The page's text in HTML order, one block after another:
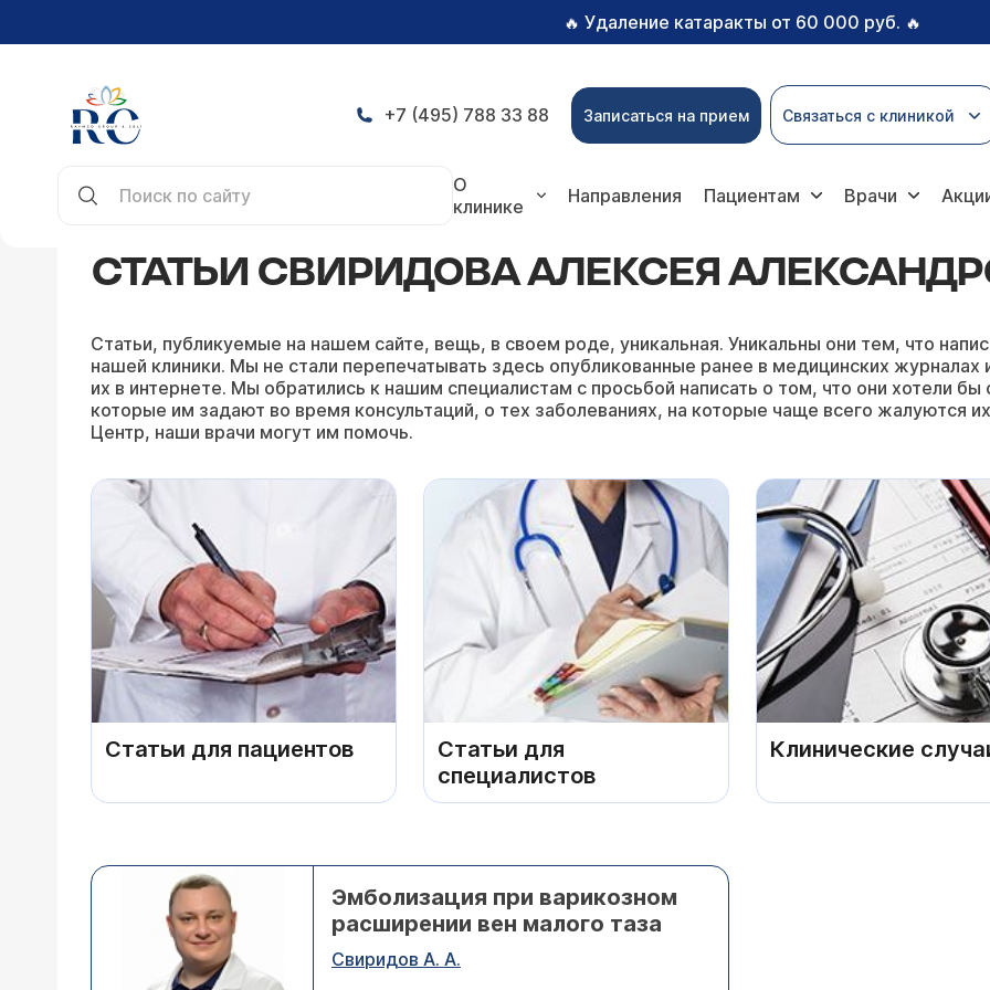
🔥 Удаление катаракты от 60 000 руб. 🔥
+7 (495) 788 33 88 Записаться на прием Связаться с клиникой
О
клинике
Направления Пациентам Врачи
СТАТЬИ СВИРИДОВА АЛЕКСЕЯ
Статьи, публикуемые на нашем сайте, вещь, в своем роде, уникальная. Уникальны они тем, что
нашей клиники. Мы не стали перепечатывать здесь опубликованные ранее в медицинских журналах
их в интернете. Мы обратились к нашим специалистам с просьбой написать о том, что они хотели
которые им задают во время консультаций, о тех заболеваниях, на которые чаще всего жалуются
Центр, наши врачи могут им помочь.
Статьи для пациентов
Статьи для
специалистов
Клинические
Эмболизация при варикозном
расширении вен малого таза
Свиридов А. А.